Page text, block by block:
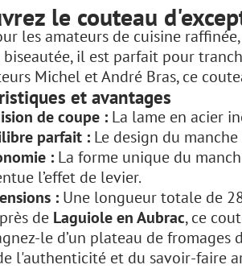
le couteau
les amateurs de cuisine
il est parfait pour
Michel et André Bras, ce
et avantages
de coupe : La lame en acier
parfait : Le design du
: La forme unique du
l’effet de levier.
: Une longueur totale de
de Laguiole en Aubrac, ce
le d’un plateau de
l'authenticité et du savoir-faire